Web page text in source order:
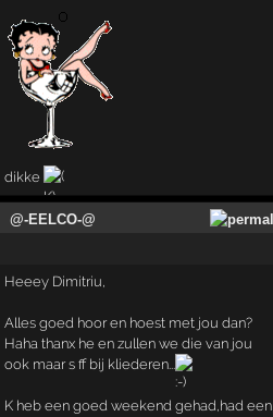
dikke
@-EELCO-@
Heeey Dimitriu,
Alles goed hoor en hoest met jou dan?
Haha thanx he en zullen we die van jou
ook maar s ff bij kliederen...
K heb een goed weekend gehad,had een